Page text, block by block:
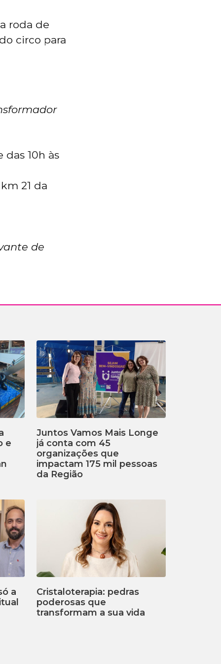
roda de
circo para
das 10h às
21 da
de
e
Juntos Vamos Mais Longe
já conta com 45
organizações que
impactam 175 mil pessoas
da Região
a
Cristaloterapia: pedras
poderosas que
transformam a sua vida